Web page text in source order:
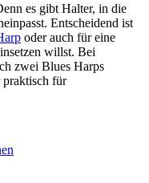
es gibt Halter, in die
Entscheidend ist
oder auch für eine
willst. Bei
zwei Blues Harps
praktisch für